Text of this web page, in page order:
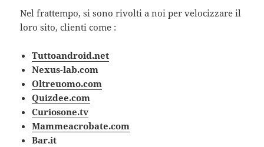
Nel frattempo, si sono rivolti a noi per velocizzare il
loro sito, clienti come :
Tuttoandroid.net
Nexus-lab.com
Oltreuomo.com
Quizdee.com
Curiosone.tv
Mammeacrobate.com
Bar.it